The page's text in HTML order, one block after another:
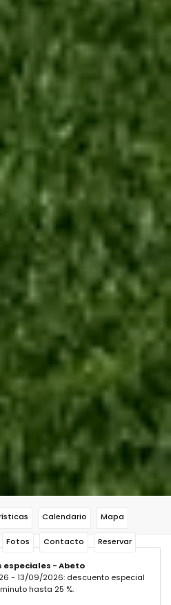
Calendario Mapa
Fotos Contacto Reservar
especiales - Abeto
- 13/09/2026: descuento especial
hasta 25 %.